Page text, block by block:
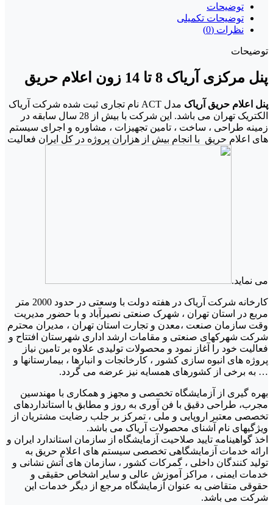
توضیحات
توضیحات تکمیلی
نظرات (0)
توضیحات
پنل مرکزی آریاک 8 تا 14 زون اعلام حریق
پنل اعلام حریق آریاک
مدل ACT نام تجاری ثبت شده شرکت آریاک
الکتریک تهران می باشد. این شرکت با بیش از 28 سال سابقه در
زمینه طراحی ، ساخت ، تامین تجهیزات ، مشاوره و اجرای سیستم
های اعلام حریق با انجام بیش از هزاران پروژه در کل ایران فعالیت
می نماید.
کارخانه شرکت آریاک در هفته دولت با وسعتی در حدود 2000 متر
مربع در استان تهران ، شهرک صنعتی نصیرآباد و با حضور مدیریت
وقت سازمان صنعت ،معدن و تجارت استان تهران ، مدیران محترم
شرکت شهرکهای صنعتی و مقامات ارشد اداری شهرستان افتتاح و
فعالیت خود را آغاز نمود و محصولات تولیدی علاوه بر تامین نیاز
پروژه های انبوه سازی کشور ، کارخانجات و انبارها ، بیمارستانها و
… به برخی از کشورهای همسایه نیز عرضه می گردد.
بهره گیری از آزمایشگاه تخصصی و مجهز و همکاری با مهندسین
مجرب، طراحی دقیق با فن آوری به روز و مطابق با استانداردهای
تخصصی معتبر اروپایی و ملی ، تمرکز بر جلب رضایت مشتریان از
ویژگیهای نام آشنای محصولات آریاک می باشد.
اخذ گواهینامه تایید صلاحیت آزمایشگاه از سازمان استاندارد ایران و
ارائه خدمات آزمایشگاهی تخصصی سیستم های اعلام حریق به
تولید کنندگان داخلی ، گمرکات کشور ، سازمان های آتش نشانی و
خدمات ایمنی ، مراکز آموزش عالی و سایر اشخاص حقیقی و
حقوقی متقاضی به عنوان آزمایشگاه مرجع از دیگر خدمات این
شرکت می باشد.